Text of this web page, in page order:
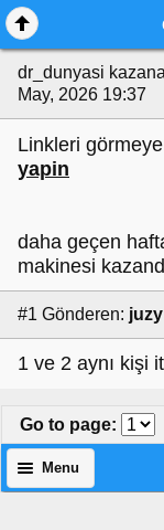
dr_dunyasi
May, 2026 19:37
Linkleri
yapin
daha geçen
makinesi
#1 Gönderen: juzy
1 ve 2 aynı kişi
Go to page:
Menu